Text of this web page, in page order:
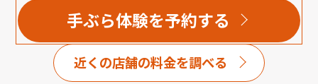
手ぶら体験を予約する
近くの店舗の料金を調べる